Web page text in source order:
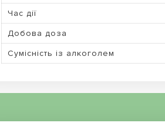
Час дії
Добова доза
Сумісність із алкоголем